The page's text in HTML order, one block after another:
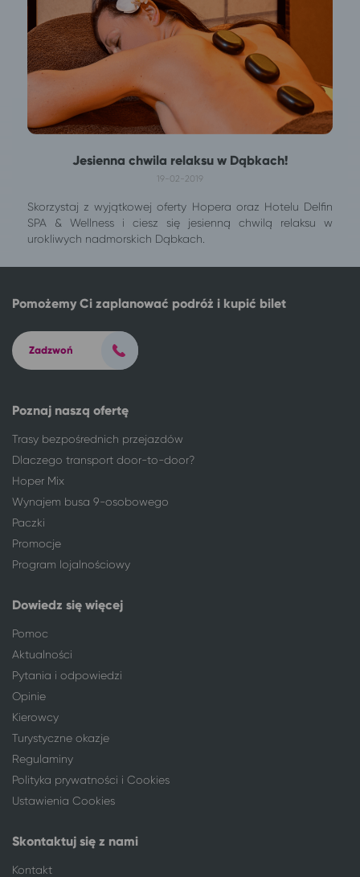
Jesienna chwila relaksu w Dąbkach!
19-02-2019
Skorzystaj z wyjątkowej oferty Hopera oraz Hotelu Delfin
SPA & Wellness i ciesz się jesienną chwilą relaksu w
urokliwych nadmorskich Dąbkach.
Poznaj naszą ofertę
Trasy bezpośrednich przejazdów
Dlaczego transport door-to-door?
Hoper Mix
Wynajem busa 9-osobowego
Paczki
Promocje
Program lojalnościowy
Dowiedz się więcej
Pomoc
Aktualności
Pytania i odpowiedzi
Opinie
Kierowcy
Turystyczne okazje
Regulaminy
Polityka prywatności i Cookies
Ustawienia Cookies
Skontaktuj się z nami
Kontakt
Pomożemy Ci zaplanować podróż i kupić bilet
Zadzwoń